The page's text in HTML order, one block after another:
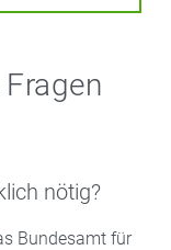
nötig?
Bundesamt für